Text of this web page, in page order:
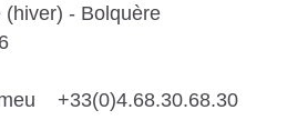
(hiver) - Bolquère
+33(0)4.68.30.68.30